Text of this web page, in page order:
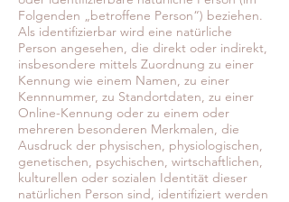
Folgenden „betroffene Person“) beziehen.
Als identifizierbar wird eine natürliche
Person angesehen, die direkt oder indirekt,
insbesondere mittels Zuordnung zu einer
Kennung wie einem Namen, zu einer
Kennnummer, zu Standortdaten, zu einer
Online-Kennung oder zu einem oder
mehreren besonderen Merkmalen, die
Ausdruck der physischen, physiologischen,
genetischen, psychischen, wirtschaftlichen,
kulturellen oder sozialen Identität dieser
natürlichen Person sind, identifiziert werden